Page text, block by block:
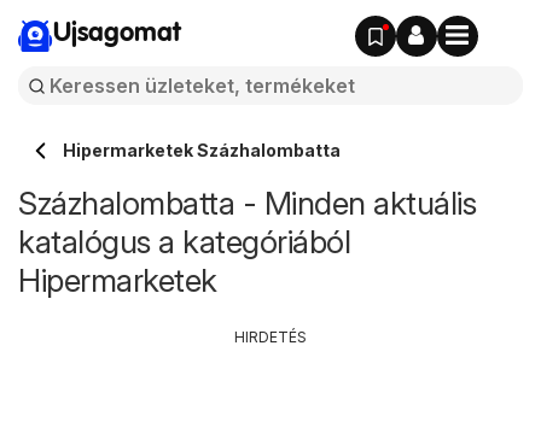
Ujsagomat
Hipermarketek Százhalombatta
Százhalombatta - Minden aktuális
katalógus a kategóriából
Hipermarketek
HIRDETÉS